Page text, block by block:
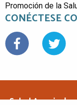
Promoción de la
CONÉCTESE
Salud America!